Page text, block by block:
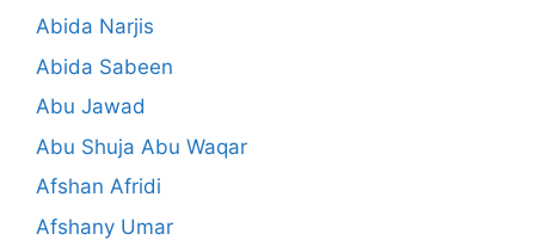
Abida Narjis
Abida Sabeen
Abu Jawad
Abu Shuja Abu Waqar
Afshan Afridi
Afshany Umar